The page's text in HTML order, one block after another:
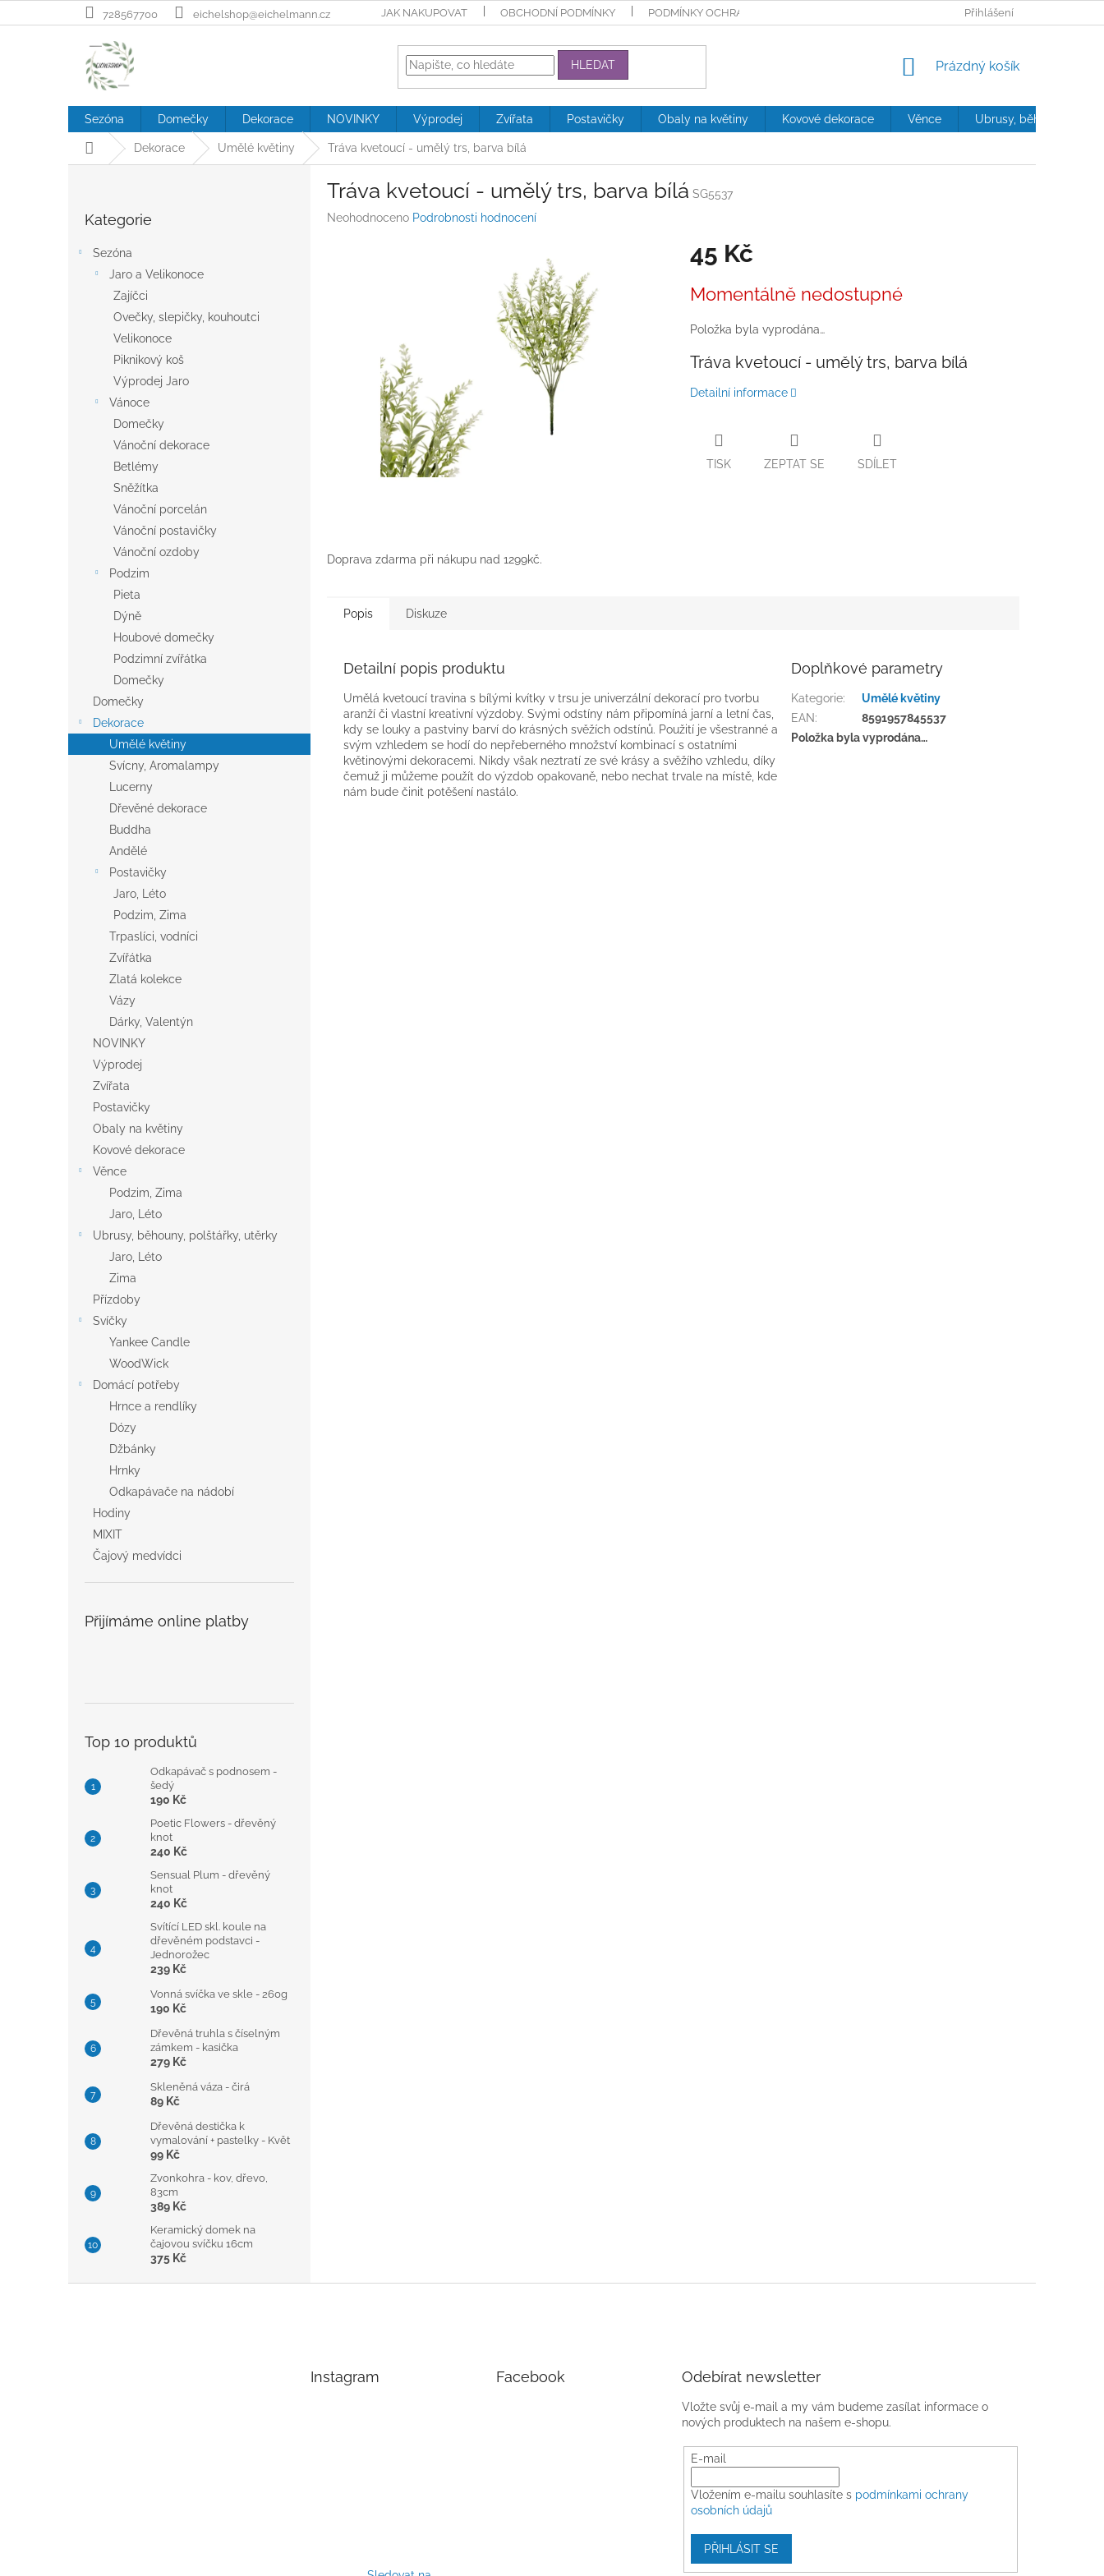
na
728567700 eichelshop@eichelmann.cz JAK NAKUPOVAT OBCHODNÍ PODMÍNKY PODMÍNKY OCHRANY OSOBNÍCH ÚDAJŮ Přihlášení
HLEDAT
NÁKUPNÍ
Prázdný košík
Sezóna Domečky Dekorace NOVINKY Výprodej Zvířata Postavičky Obaly na květiny Kovové dekorace Věnce Ubrusy, běhouny,
Domů Dekorace Umělé květiny Tráva kvetoucí - umělý trs, barva bílá
kategorie
Kategorie
Sezóna
Jaro a Velikonoce
Zajíčci
Ovečky, slepičky, kouhoutci
Velikonoce
Piknikový koš
Výprodej Jaro
Vánoce
Domečky
Vánoční dekorace
Betlémy
Sněžítka
Vánoční porcelán
Vánoční postavičky
Vánoční ozdoby
Podzim
Pieta
Dýně
Houbové domečky
Podzimní zvířátka
Domečky
Domečky
Dekorace
Umělé květiny
Svícny, Aromalampy
Lucerny
Dřevěné dekorace
Buddha
Andělé
Postavičky
Jaro, Léto
Podzim, Zima
Trpaslíci, vodníci
Zvířátka
Zlatá kolekce
Vázy
Dárky, Valentýn
NOVINKY
Výprodej
Zvířata
Postavičky
Obaly na květiny
Kovové dekorace
Věnce
Podzim, Zima
Jaro, Léto
Ubrusy, běhouny, polštářky, utěrky
Jaro, Léto
Zima
Přízdoby
Svíčky
Yankee Candle
WoodWick
Domácí potřeby
Hrnce a rendlíky
Dózy
Džbánky
Hrnky
Odkapávače na nádobí
Hodiny
MIXIT
Čajový medvídci
Přijímáme online platby
Top 10 produktů
Odkapávač s podnosem -
šedý
190 Kč
Poetic Flowers - dřevěný
knot
240 Kč
Sensual Plum - dřevěný
knot
240 Kč
Svítící LED skl. koule na
dřevěném podstavci -
Jednorožec
239 Kč
Vonná svíčka ve skle - 260g
190 Kč
Dřevěná truhla s číselným
zámkem - kasička
279 Kč
Skleněná váza - čirá
89 Kč
Dřevěná destička k
vymalování + pastelky - Květ
99 Kč
Zvonkohra - kov, dřevo,
83cm
389 Kč
Keramický domek na
čajovou svíčku 16cm
375 Kč
Tráva kvetoucí - umělý trs, barva bílá SG5537
Průměrné
Neohodnoceno Podrobnosti hodnocení
45 Kč
cena:
Momentálně nedostupné
Položka byla vyprodána…
Tráva kvetoucí - umělý trs, barva bílá
Detailní informace
TISK ZEPTAT SE SDÍLET
Doprava zdarma při nákupu nad 1299kč.
Popis Diskuze
Detailní popis produktu
Umělá kvetoucí travina s bílými kvítky v trsu je univerzální dekorací pro tvorbu
aranží či vlastní kreativní výzdoby. Svými odstíny nám připomíná jarní a letní čas,
kdy se louky a pastviny barví do krásných svěžích odstínů. Použití je všestranné a
svým vzhledem se hodí do nepřeberného množství kombinací s ostatními
květinovými dekoracemi. Nikdy však neztratí ze své krásy a svěžího vzhledu, díky
čemuž ji můžeme použít do výzdob opakovaně, nebo nechat trvale na místě, kde
nám bude činit potěšení nastálo.
Doplňkové parametry
Kategorie:
Umělé květiny
EAN:
8591957845537
Položka byla vyprodána…
Instagram Facebook Odebírat newsletter
Vložte svůj e-mail a my vám budeme zasílat informace o
nových produktech na našem e-shopu.
E-mail
Vložením e-mailu souhlasíte s podmínkami ochrany
osobních údajů
PŘIHLÁSIT SE